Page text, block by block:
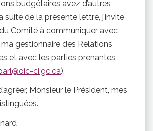
budgétaires avez d’autres
suite de la présente lettre, j’invite
Comité à communiquer avec
gestionnaire des Relations
et avec les parties prenantes,
ci.gc.ca).
Monsieur le Président, mes